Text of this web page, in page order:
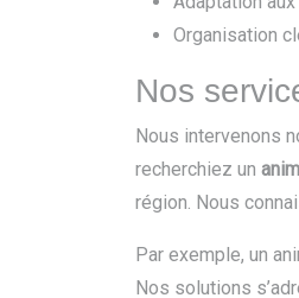
Organisation
Nos
Nous intervenons
recherchiez un
région. Nous
Par exemple, un
Nos solutions